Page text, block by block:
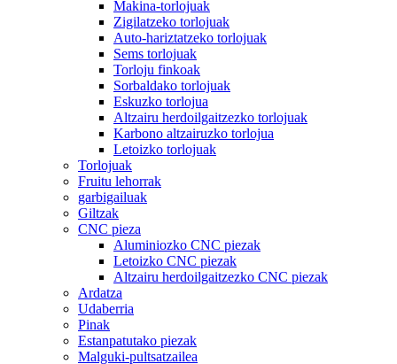
Makina-torlojuak
Zigilatzeko torlojuak
Auto-hariztatzeko torlojuak
Sems torlojuak
Torloju finkoak
Sorbaldako torlojuak
Eskuzko torlojua
Altzairu herdoilgaitzezko torlojuak
Karbono altzairuzko torlojua
Letoizko torlojuak
Torlojuak
Fruitu lehorrak
garbigailuak
Giltzak
CNC pieza
Aluminiozko CNC piezak
Letoizko CNC piezak
Altzairu herdoilgaitzezko CNC piezak
Ardatza
Udaberria
Pinak
Estanpatutako piezak
Malguki-pultsatzailea